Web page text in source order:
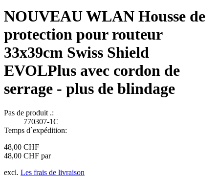
NOUVEAU WLAN Housse de
protection pour routeur
33x39cm Swiss Shield
EVOLPlus avec cordon de
serrage - plus de blindage
Pas de produit .:
770307-1C
Temps d`expédition:
48,00 CHF
48,00 CHF par
excl. Les frais de livraison